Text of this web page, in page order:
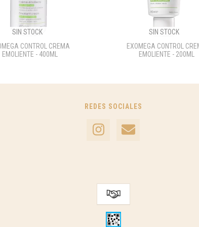
SIN STOCK
CONTROL CREMA
EMOLIENTE - 400ML
SIN STOCK
EXOMEGA CONTROL
EMOLIENTE - 200ML
REDES SOCIALES